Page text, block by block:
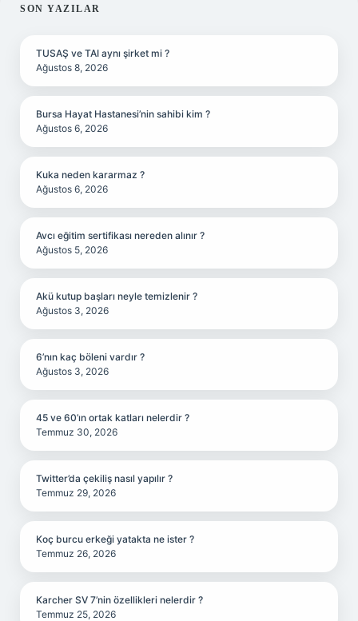
SIDEBAR
SON YAZILAR
TUSAŞ ve TAI aynı şirket mi ?
Ağustos 8, 2026
Bursa Hayat Hastanesi’nin sahibi kim ?
Ağustos 6, 2026
Kuka neden kararmaz ?
Ağustos 6, 2026
Avcı eğitim sertifikası nereden alınır ?
Ağustos 5, 2026
Akü kutup başları neyle temizlenir ?
Ağustos 3, 2026
6’nın kaç böleni vardır ?
Ağustos 3, 2026
45 ve 60’ın ortak katları nelerdir ?
Temmuz 30, 2026
Twitter’da çekiliş nasıl yapılır ?
Temmuz 29, 2026
Koç burcu erkeği yatakta ne ister ?
Temmuz 26, 2026
Karcher SV 7’nin özellikleri nelerdir ?
Temmuz 25, 2026